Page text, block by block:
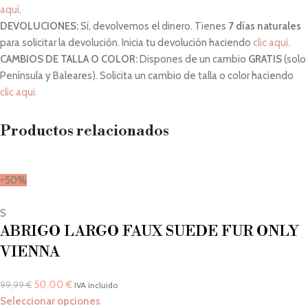
aquí.
DEVOLUCIONES:Sí, devolvemos el dinero. Tienes 7 días naturales
para solicitar la devolución. Inicia tu devolución haciendo clic aquí.
CAMBIOS DE TALLA O COLOR:Dispones de un cambio GRATIS(solo
Península y Baleares). Solicita un cambio de talla o color haciendo
clic aquí.
Productos relacionados
-50%
S
ABRIGO LARGO FAUX SUEDE FUR ONLY
VIENNA
99,99€ 50,00 € IVA incluido
Seleccionar opciones